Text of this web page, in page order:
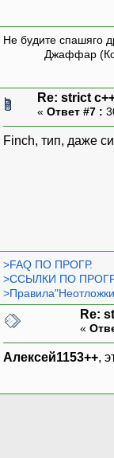
Не будите спашяго
Джаффар
Re: strict
« Ответ #7 :
Finch, тип, даже
>FAQ ПО ПРОГР.
>ССЫЛКИ ПО
Re:
«
Алексей1153++,